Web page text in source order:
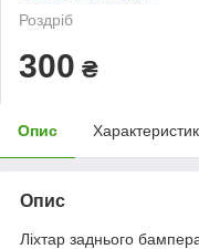
Роздріб
300 ₴
Опис
Опис
Ліхтар заднього